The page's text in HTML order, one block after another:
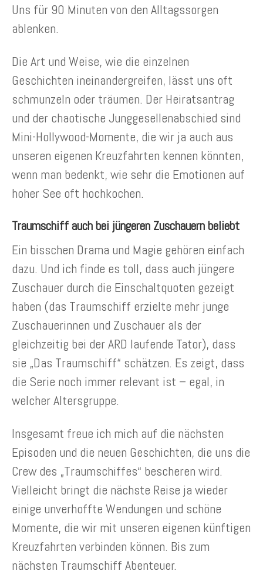
Uns für 90 Minuten von den Alltagssorgen
ablenken.
Die Art und Weise, wie die einzelnen
Geschichten ineinandergreifen, lässt uns oft
schmunzeln oder träumen. Der Heiratsantrag
und der chaotische Junggesellenabschied sind
Mini-Hollywood-Momente, die wir ja auch aus
unseren eigenen Kreuzfahrten kennen könnten,
wenn man bedenkt, wie sehr die Emotionen auf
hoher See oft hochkochen.
Traumschiff auch bei jüngeren Zuschauern beliebt
Ein bisschen Drama und Magie gehören einfach
dazu. Und ich finde es toll, dass auch jüngere
Zuschauer durch die Einschaltquoten gezeigt
haben (das Traumschiff erzielte mehr junge
Zuschauerinnen und Zuschauer als der
gleichzeitig bei der ARD laufende Tator), dass
sie „Das Traumschiff“ schätzen. Es zeigt, dass
die Serie noch immer relevant ist – egal, in
welcher Altersgruppe.
Insgesamt freue ich mich auf die nächsten
Episoden und die neuen Geschichten, die uns die
Crew des „Traumschiffes“ bescheren wird.
Vielleicht bringt die nächste Reise ja wieder
einige unverhoffte Wendungen und schöne
Momente, die wir mit unseren eigenen künftigen
Kreuzfahrten verbinden können. Bis zum
nächsten Traumschiff Abenteuer.